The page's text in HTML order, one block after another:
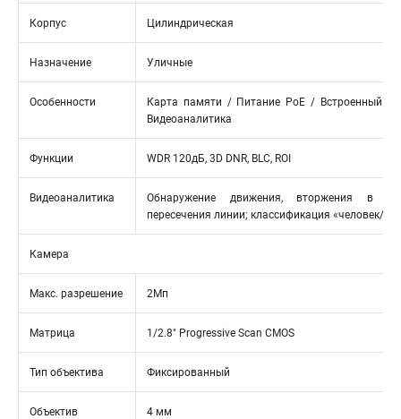
Корпус Цилиндрическая
Назначение Уличные
Особенности
Карта памяти / Питание PoE / Встроенный
Видеоаналитика
Функции WDR 120дБ, 3D DNR, BLC, ROI
Видеоаналитика
Обнаружение движения, вторжения в
пересечения линии; классификация «человек/
Камера
Макс. разрешение 2Мп
Матрица 1/2.8" Progressive Scan CMOS
Тип объектива Фиксированный
Объектив 4 мм